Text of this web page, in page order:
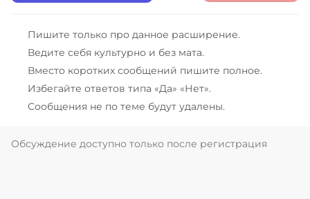
Пишите только про данное расширение.
Ведите себя культурно и без мата.
Вместо коротких сообщений пишите полное.
Избегайте ответов типа «Да» «Нет».
Сообщения не по теме будут удалены.